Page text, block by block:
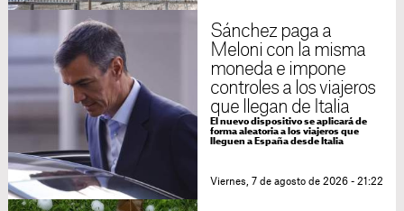
Sánchez paga a
Meloni con la misma
moneda e impone
controles a los viajeros
que llegan de Italia
El nuevo dispositivo se aplicará de
forma aleatoria a los viajeros que
lleguen a España desde Italia
Viernes, 7 de agosto de 2026 - 21:22